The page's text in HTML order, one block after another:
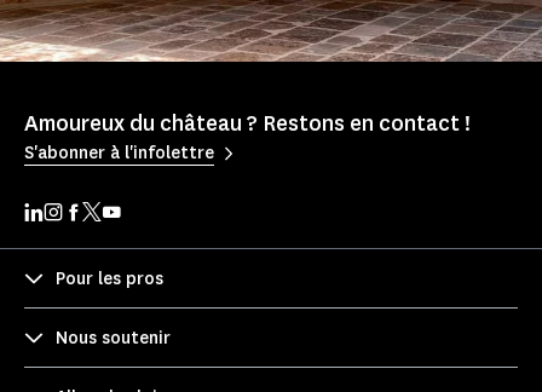
Amoureux du château ? Restons en contact !
S'abonner à l'infolettre
Pour les pros
Nous soutenir